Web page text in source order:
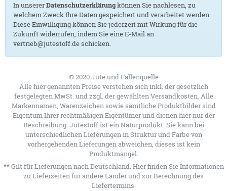
In unsererDatenschutzerklärungkönnen Sie nachlesen, zu
welchem Zweck Ihre Daten gespeichert und verarbeitet werden.
Diese Einwilligung können Sie jederzeit mit Wirkung für die
Zukunft widerrufen, indem Sie eine E-Mail an
vertrieb@jutestoff.de schicken.
© 2020 Jute und Fallenquelle
Alle hier genannten Preise verstehen sich inkl. der gesetzlich
festgelegten MwSt. und zzgl. der gewählten Versandkosten. Alle
Markennamen, Warenzeichen sowie sämtliche Produktbilder sind
Eigentum Ihrer rechtmäßigen Eigentümer und dienen hier nur der
Beschreibung. Jutestoff ist ein Naturprodukt. Sie kann bei
unterschiedlichen Lieferungen in Struktur und Farbe von
vorhergehenden Lieferungen abweichen, dieses ist kein
Produktmangel.
** Gilt für Lieferungen nach Deutschland. Hierfinden Sie Informationen
zu Lieferzeiten für andere Länder und zur Berechnung des
Liefertermins.